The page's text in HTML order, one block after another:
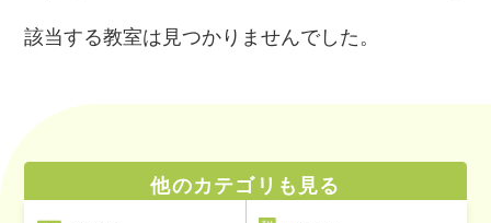
該当する教室は見つかりませんでした。
他のカテゴリも見る